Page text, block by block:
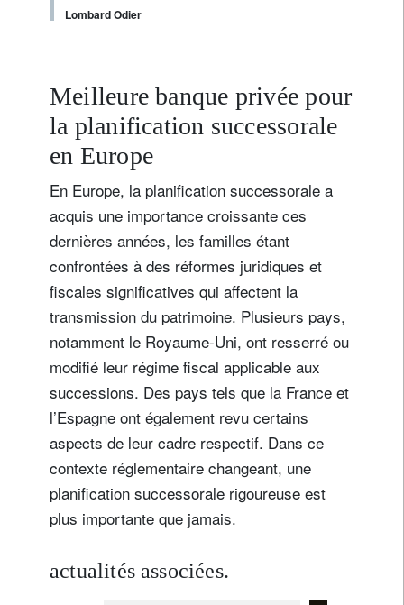
Lombard Odier
Meilleure banque privée pour
la planification successorale
en Europe
En Europe, la planification successorale a
acquis une importance croissante ces
dernières années, les familles étant
confrontées à des réformes juridiques et
fiscales significatives qui affectent la
transmission du patrimoine. Plusieurs pays,
notamment le Royaume-Uni, ont resserré ou
modifié leur régime fiscal applicable aux
successions. Des pays tels que la France et
l’Espagne ont également revu certains
aspects de leur cadre respectif. Dans ce
contexte réglementaire changeant, une
planification successorale rigoureuse est
plus importante que jamais.
actualités associées.
S'inscrire à la newsletter
Email
Civilité Prénom
Nom
Pays de résidence
Je ne suis pas résident ou citoyen des Etats-Unis
Vos informations seront utilisées conformément à
notre politique de confidentialité.